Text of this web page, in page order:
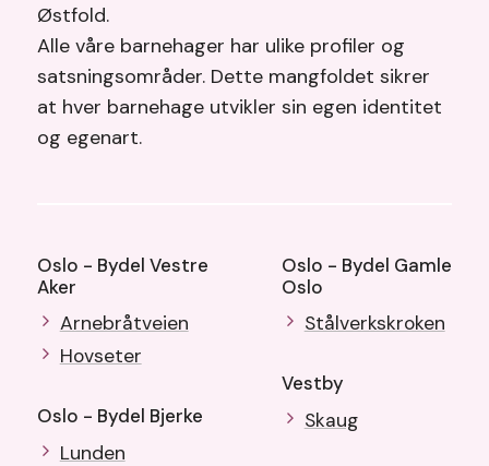
Østfold.
Alle våre barnehager har ulike profiler og
satsningsområder. Dette mangfoldet sikrer
at hver barnehage utvikler sin egen identitet
og egenart.
Oslo - Bydel Vestre
Aker
Arnebråtveien
Hovseter
Oslo - Bydel Bjerke
Lunden
Oslo - Bydel Gamle
Oslo
Stålverkskroken
Vestby
Skaug